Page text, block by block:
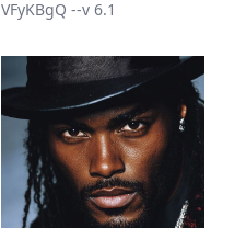
VFyKBgQ --v 6.1